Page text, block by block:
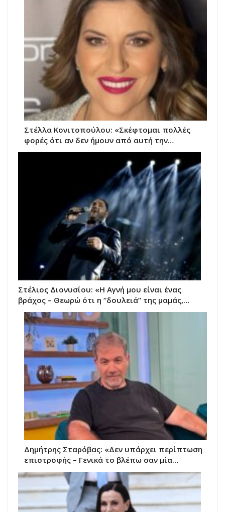
Στέλλα Κονιτοπούλου: «Σκέφτομαι πολλές
φορές ότι αν δεν ήμουν από αυτή την…
Στέλιος Διονυσίου: «Η Αγνή μου είναι ένας
βράχος – Θεωρώ ότι η “δουλειά” της μαμάς,…
Δημήτρης Σταρόβας: «Δεν υπάρχει περίπτωση
επιστροφής – Γενικά το βλέπω σαν μία…